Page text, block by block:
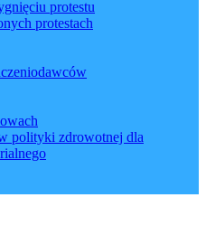
protestu
protestach
polityki zdrowotnej dla